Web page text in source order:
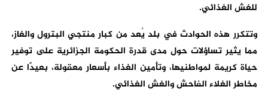
للغش الغذائي.
وتتكرر هذه الحوادث في بلد يُعد من كبار منتجي البترول والغاز،
مما يثير تساؤلات حول مدى قدرة الحكومة الجزائرية على توفير
حياة كريمة لمواطنيها، وتأمين الغذاء بأسعار معقولة، بعيدًا عن
مخاطر الغلاء الفاحش والغش الغذائي.